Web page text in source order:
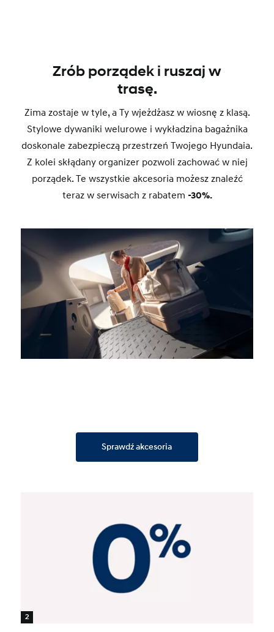
Zrób porządek i ruszaj w
trasę.
Zima zostaje w tyle, a Ty wjeżdżasz w wiosnę z klasą.
Stylowe dywaniki welurowe i wykładzina bagażnika
doskonale zabezpieczą przestrzeń Twojego Hyundaia.
Z kolei skłądany organizer pozwoli zachować w niej
porządek. Te wszystkie akcesoria możesz znaleźć
teraz w serwisach z rabatem -30%.
Sprawdź akcesoria
2